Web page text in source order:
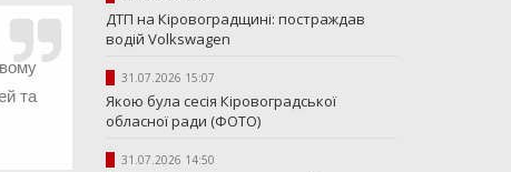
та
ДТП на Кіровоградщині: постраждав
водій Volkswagen
31.07.2026 15:07
Якою була сесія Кіровоградської
обласної ради (ФОТО)
31.07.2026 14:50